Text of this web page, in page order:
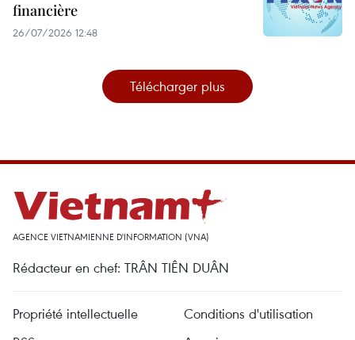
financière
26/07/2026 12:48
Télécharger plus
AGENCE VIETNAMIENNE D'INFORMATION (VNA)
Rédacteur en chef: TRÂN TIÊN DUÂN
Propriété intellectuelle
Conditions d'utilisation